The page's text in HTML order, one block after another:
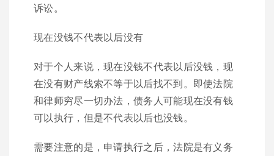
诉讼。
现在没钱不代表以后没有
对于个人来说，现在没钱不代表以后没钱，现
在没有财产线索不等于以后找不到。即使法院
和律师穷尽一切办法，债务人可能现在没有钱
可以执行，但是不代表以后也没钱。
需要注意的是，申请执行之后，法院是有义务